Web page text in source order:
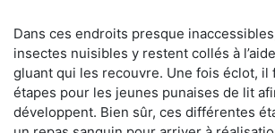
Dans ces endroits presque
insectes nuisibles y restent collés à
gluant qui les recouvre. Une fois éclot, il
étapes pour les jeunes punaises de lit
développent. Bien sûr, ces différentes